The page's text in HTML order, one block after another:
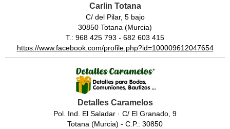
Carlin Totana
C/ del Pilar, 5 bajo
30850 Totana (Murcia)
T.: 968 425 793 - 682 603 415
https://www.facebook.com/profile.php?id=100009612047654
Detalles Caramelos
Pol. Ind. El Saladar · C/ El Granado, 9
Totana (Murcia) - C.P.: 30850